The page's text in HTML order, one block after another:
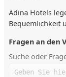
Adina Hotels
Bequemlichkeit
Fragen an den
Suche oder